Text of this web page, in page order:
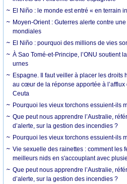
El Niño : le monde est entré « en terrain
Moyen-Orient : Guterres alerte contre
mondiales
El Niño : pourquoi des millions de vies
À Sao Tomé-et-Principe, l’ONU soutient
urnes
Espagne. Il faut veiller à placer les droits
au cœur de la réponse apportée à
Ceuta
Pourquoi les vieux torchons essuient-ils
Que peut nous apprendre l’Australie,
d’alerte, sur la gestion des incendies ?
Pourquoi les vieux torchons essuient-ils
Vie sexuelle des rainettes : comment les
meilleurs nids en s'accouplant avec
Que peut nous apprendre l’Australie,
d’alerte, sur la gestion des incendies ?